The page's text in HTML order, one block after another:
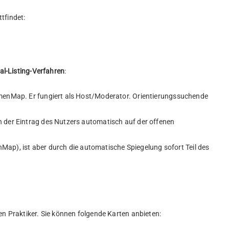
Listing-Verfahren:
Er fungiert als Host/Moderator. Orientierungssuchende
der Eintrag des Nutzers automatisch auf der offenen
ist aber durch die automatische Spiegelung sofort Teil des
Praktiker. Sie können folgende Karten anbieten: